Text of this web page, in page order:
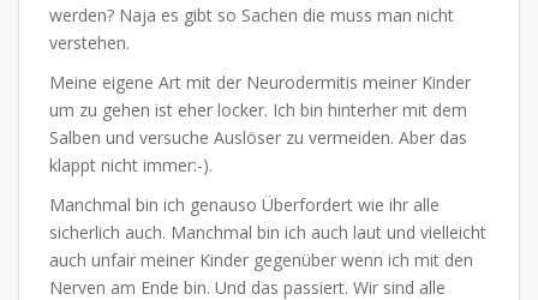
werden? Naja es gibt so Sachen die muss man nicht
verstehen.
Meine eigene Art mit der Neurodermitis meiner Kinder
um zu gehen ist eher locker. Ich bin hinterher mit dem
Salben und versuche Auslöser zu vermeiden. Aber das
klappt nicht immer:-).
Manchmal bin ich genauso Überfordert wie ihr alle
sicherlich auch. Manchmal bin ich auch laut und vielleicht
auch unfair meiner Kinder gegenüber wenn ich mit den
Nerven am Ende bin. Und das passiert. Wir sind alle